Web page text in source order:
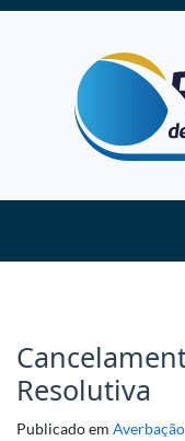
Resolutiva
Publicado em Averbação